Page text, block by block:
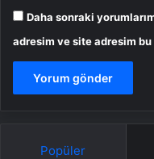
Daha sonraki
adresim ve site adresim
Popüler